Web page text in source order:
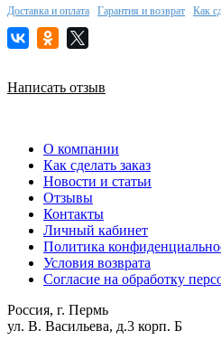
Доставка и оплата Гарантия и возврат Как
Написать отзыв
О компании
Как сделать заказ
Новости и статьи
Отзывы
Контакты
Личный кабинет
Политика
Условия возврата
Согласие на обработку
Россия, г. Пермь
ул. В. Васильева, д.3 корп. Б